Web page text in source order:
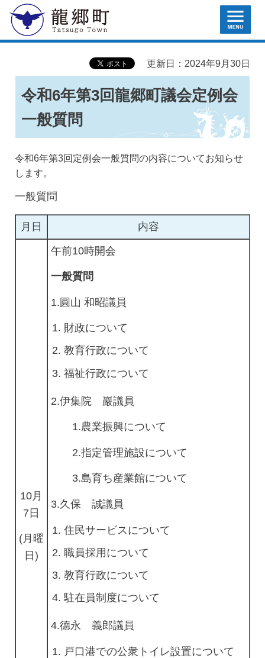
龍郷町 MENU
更新日：2024年9月30日
令和6年第3回龍郷町議会定例会
一般質問
令和6年第3回定例会一般質問の内容についてお知らせ
します。
一般質問
月日 内容
10月
7日
(月曜
日)
午前10時開会
一般質問
1.圓山 和昭議員
財政について
教育行政について
福祉行政について
2.伊集院 巖議員
1.農業振興について
2.指定管理施設について
3.島育ち産業館について
3.久保 誠議員
住民サービスについて
職員採用について
教育行政について
駐在員制度について
4.德永 義郎議員
戸口港での公衆トイレ設置について